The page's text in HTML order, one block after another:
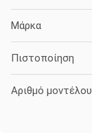
Μάρκα
Πιστοποίηση
Αριθμό μοντέλου